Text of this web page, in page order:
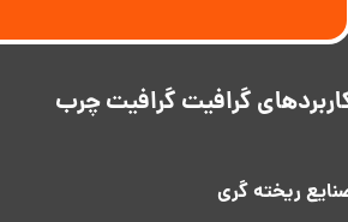
گرافیت گرافیت چرب
ریخته گری